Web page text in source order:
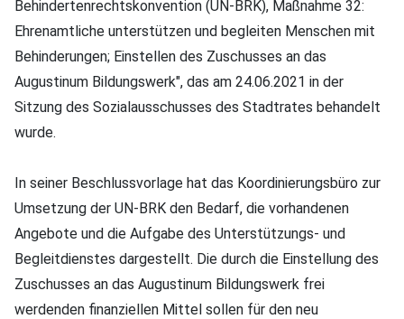
Behindertenrechtskonvention (UN-BRK), Maßnahme 32:
Ehrenamtliche unterstützen und begleiten Menschen mit
Behinderungen; Einstellen des Zuschusses an das
Augustinum Bildungswerk", das am 24.06.2021 in der
Sitzung des Sozialausschusses des Stadtrates behandelt
wurde.
In seiner Beschlussvorlage hat das Koordinierungsbüro zur
Umsetzung der UN-BRK den Bedarf, die vorhandenen
Angebote und die Aufgabe des Unterstützungs- und
Begleitdienstes dargestellt. Die durch die Einstellung des
Zuschusses an das Augustinum Bildungswerk frei
werdenden finanziellen Mittel sollen für den neu